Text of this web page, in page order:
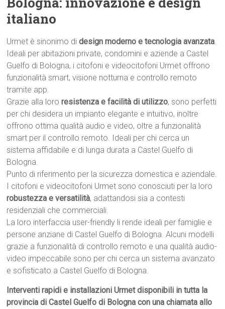
italiano
Urmet è sinonimo didesign moderno e tecnologia avanzata.
Ideali per abitazioni private, condomini e aziende a Castel
Guelfo di Bologna, i citofoni e videocitofoni Urmet offrono
funzionalità smart, visione notturna e controllo remoto
tramite app.
Grazie alla lororesistenza e facilità di utilizzo, sono perfetti
per chi desidera un impianto elegante e intuitivo, inoltre
offrono ottima qualità audio e video, oltre a funzionalità
smart per il controllo remoto. Ideali per chi cerca un
sistema affidabile e di lunga durata a Castel Guelfo di
Bologna.
Punto di riferimento per la sicurezza domestica e aziendale.
I citofoni e videocitofoni Urmet sono conosciuti per la loro
robustezza e versatilità, adattandosi sia a contesti
residenziali che commerciali.
La loro interfaccia user-friendly li rende ideali per famiglie e
persone anziane di Castel Guelfo di Bologna. Alcuni modelli
grazie a funzionalità di controllo remoto e una qualità audio-
video impeccabile sono per chi cerca un sistema avanzato
e sofisticato a Castel Guelfo di Bologna.
Interventi rapidi e installazioni Urmet disponibili in tutta la
provincia di Castel Guelfo di Bologna con una chiamata allo